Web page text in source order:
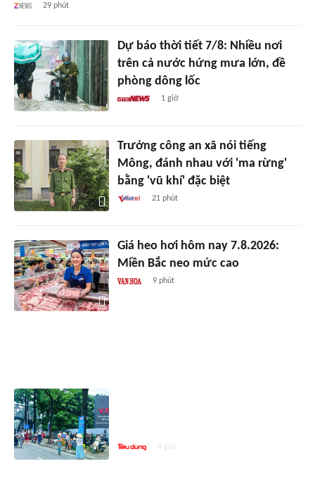
29 phút
Dự báo thời tiết 7/8: Nhiều nơi
trên cả nước hứng mưa lớn, đề
phòng dông lốc
1 giờ
Trưởng công an xã nói tiếng
Mông, đánh nhau với 'ma rừng'
bằng 'vũ khí' đặc biệt
21 phút
Giá heo hơi hôm nay 7.8.2026:
Miền Bắc neo mức cao
9 phút
8 giờ